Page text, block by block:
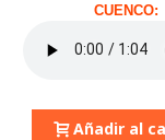
CUENCO:
Añadir al